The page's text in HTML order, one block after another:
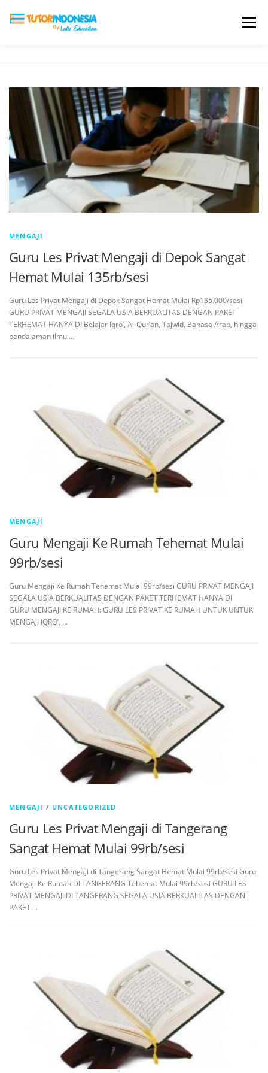
Menu
BIAYA LES TESTIMONI PROFIL ALUMNI
BLOG DAFTAR SEKOLAH
MENGAJI
Guru Les Privat Mengaji di Depok Sangat
Hemat Mulai 135rb/sesi
Guru Les Privat Mengaji di Depok Sangat Hemat Mulai Rp135.000/sesi
GURU PRIVAT MENGAJI SEGALA USIA BERKUALITAS DENGAN PAKET
TERHEMAT HANYA DI Belajar Iqro’, Al-Qur’an, Tajwid, Bahasa Arab, hingga
pendalaman ilmu …
MENGAJI
Guru Mengaji Ke Rumah Tehemat Mulai
99rb/sesi
Guru Mengaji Ke Rumah Tehemat Mulai 99rb/sesi GURU PRIVAT MENGAJI
SEGALA USIA BERKUALITAS DENGAN PAKET TERHEMAT HANYA DI
GURU MENGAJI KE RUMAH: GURU LES PRIVAT KE RUMAH UNTUK UNTUK
MENGAJI IQRO’, …
MENGAJI / UNCATEGORIZED
Guru Les Privat Mengaji di Tangerang
Sangat Hemat Mulai 99rb/sesi
Guru Les Privat Mengaji di Tangerang Sangat Hemat Mulai 99rb/sesi Guru
Mengaji Ke Rumah DI TANGERANG Tehemat Mulai 99rb/sesi GURU LES
PRIVAT MENGAJI DI TANGERANG SEGALA USIA BERKUALITAS DENGAN
PAKET …